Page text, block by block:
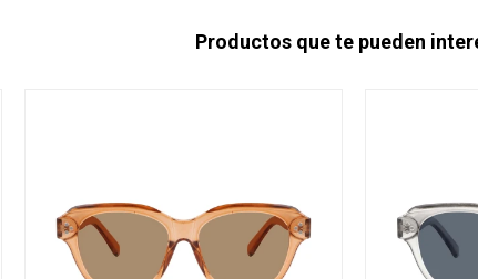
Productos que te pueden